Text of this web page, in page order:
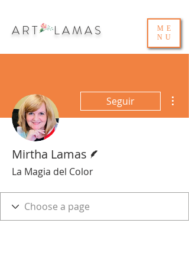
ART LAMAS
ME
NU
Seguir
Mirtha Lamas
La Magia del Color